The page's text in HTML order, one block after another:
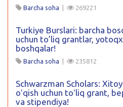
Barcha soha | 269221
Turkiye Burslari: barcha
uchun to’liq grantlar,
boshqalar!
Barcha soha | 235812
Schwarzman Scholars:
oʻqish uchun toʻliq grant,
va stipendiya!